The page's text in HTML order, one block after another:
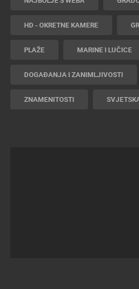
HD - OKRETNE KAMERE
PLAŽE MARINE I LUČICE
DOGAĐANJA I ZANIMLJIVOSTI
ZNAMENITOSTI